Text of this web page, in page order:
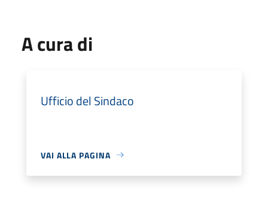
A cura di
Ufficio del Sindaco
VAI ALLA PAGINA